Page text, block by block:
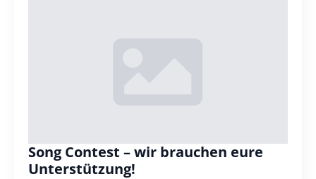
Song Contest – wir brauchen eure
Unterstützung!